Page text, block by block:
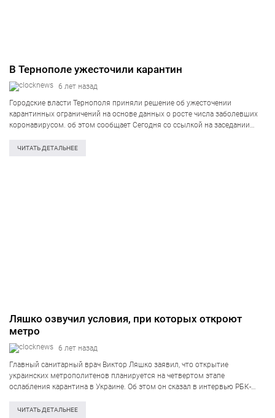
В Тернополе ужесточили карантин
6 лет назад
Городские власти Тернополя приняли решение об ужесточении
карантинных ограничений на основе данных о росте числа заболевших
коронавирусом. об этом сообщает Сегодня со ссылкой на заседании
рассмотрения эпидемической ситуации документе, предписаны…
ЧИТАТЬ ДЕТАЛЬНЕЕ
Ляшко озвучил условия, при которых откроют
метро
6 лет назад
Главный санитарный врач Виктор Ляшко заявил, что открытие
украинских метрополитенов планируется на четвертом этапе
ослабления карантина в Украине. Об этом он сказал в интервью РБК-
течение 10 дней подряд количество новых…
ЧИТАТЬ ДЕТАЛЬНЕЕ